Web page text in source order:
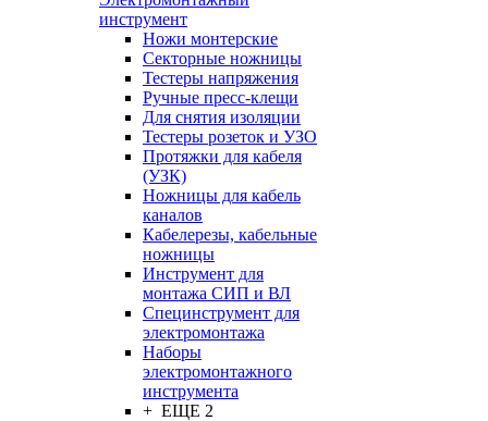
инструмент
Ножи монтерские
Секторные ножницы
Тестеры напряжения
Ручные пресс-клещи
Для снятия изоляции
Тестеры розеток и УЗО
Протяжки для кабеля
(УЗК)
Ножницы для кабель
каналов
Кабелерезы, кабельные
ножницы
Инструмент для
монтажа СИП и ВЛ
Специнструмент для
электромонтажа
Наборы
электромонтажного
инструмента
+ ЕЩЕ 2